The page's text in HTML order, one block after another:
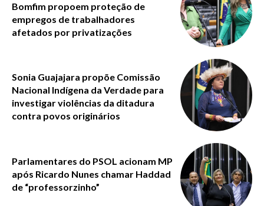
Bomfim propoem proteção de
empregos de trabalhadores
afetados por privatizações
Sonia Guajajara propõe Comissão
Nacional Indígena da Verdade para
investigar violências da ditadura
contra povos originários
Parlamentares do PSOL acionam MP
após Ricardo Nunes chamar Haddad
de “professorzinho”